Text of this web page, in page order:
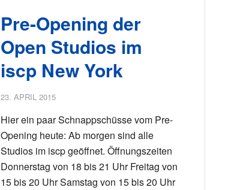
Pre-Opening der
Open Studios im
iscp New York
23. APRIL 2015
Hier ein paar Schnappschüsse vom Pre-
Opening heute: Ab morgen sind alle
Studios im iscp geöffnet. Öffnungszeiten
Donnerstag von 18 bis 21 Uhr Freitag von
15 bis 20 Uhr Samstag von 15 bis 20 Uhr